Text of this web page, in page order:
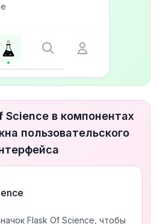
Science в компонентах
пользовательского
Flask Of Science, чтобы